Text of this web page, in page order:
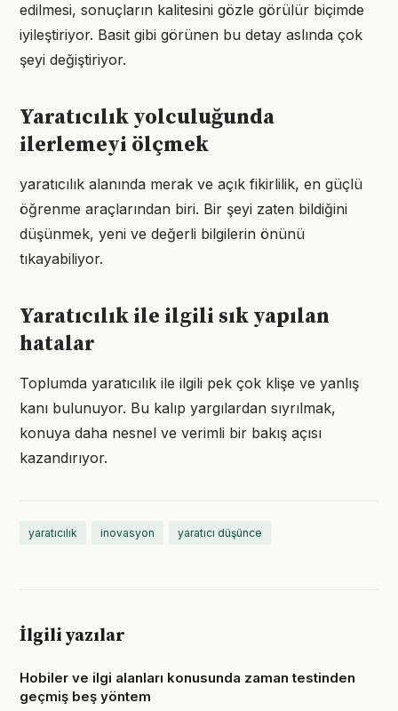
edilmesi, sonuçların kalitesini gözle görülür biçimde
iyileştiriyor. Basit gibi görünen bu detay aslında çok
şeyi değiştiriyor.
Yaratıcılık yolculuğunda
ilerlemeyi ölçmek
yaratıcılık alanında merak ve açık fikirlilik, en güçlü
öğrenme araçlarından biri. Bir şeyi zaten bildiğini
düşünmek, yeni ve değerli bilgilerin önünü
tıkayabiliyor.
Yaratıcılık ile ilgili sık yapılan
hatalar
Toplumda yaratıcılık ile ilgili pek çok klişe ve yanlış
kanı bulunuyor. Bu kalıp yargılardan sıyrılmak,
konuya daha nesnel ve verimli bir bakış açısı
kazandırıyor.
yaratıcılık inovasyon yaratıcı düşünce
İlgili yazılar
Hobiler ve ilgi alanları konusunda zaman testinden
geçmiş beş yöntem